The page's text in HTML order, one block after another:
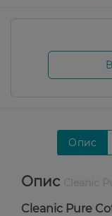
Опис
Опис
Cleanic Pure